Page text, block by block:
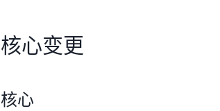
核心变更
核心